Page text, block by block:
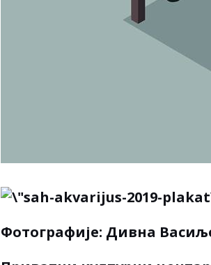
Фотографије: Дивна